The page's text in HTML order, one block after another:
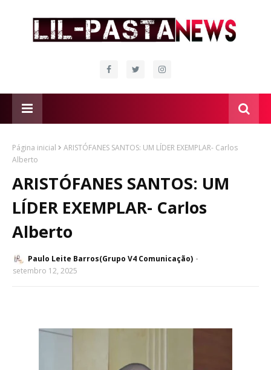
Página inicial
ARISTÓFANES SANTOS: UM LÍDER EXEMPLAR- Carlos
Alberto
ARISTÓFANES SANTOS: UM
LÍDER EXEMPLAR- Carlos
Alberto
Paulo Leite Barros(Grupo V4 Comunicação)
setembro 12, 2025